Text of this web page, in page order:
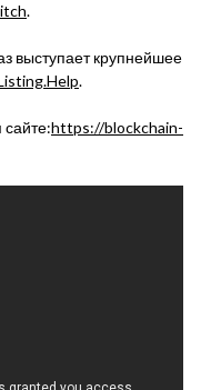
.
выступает крупнейшее
.
https://blockchain-